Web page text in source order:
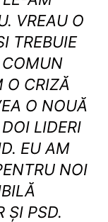
VREAU O
TREBUIE
O CRIZĂ
O NOUĂ
LIDERI
EU AM
NOI
ȘI PSD.